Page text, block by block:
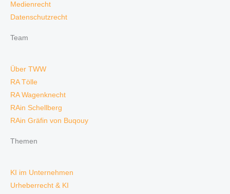
Medienrecht
Datenschutzrecht
Team
Über TWW
RA Tölle
RA Wagenknecht
RAin Schellberg
RAin Gräfin von Buqouy
Themen
KI im Unternehmen
Urheberrecht & KI